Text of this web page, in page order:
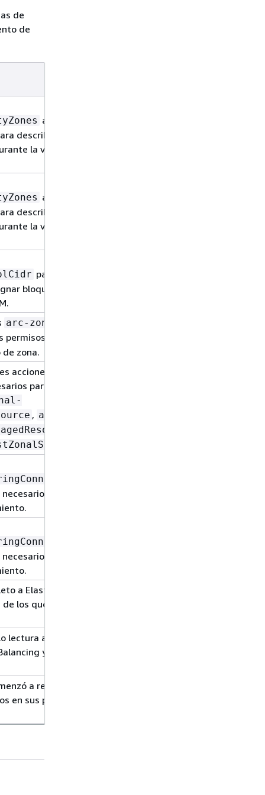
de
de
acción
describir las
la validación
acción
describir las
la validación
para
bloques de
arc-zonal-
permisos
zona.
acciones para
para el
, arc-
para las
para las
a Elastic Load
los que
lectura a los
y a los
a realizar un
en sus políticas